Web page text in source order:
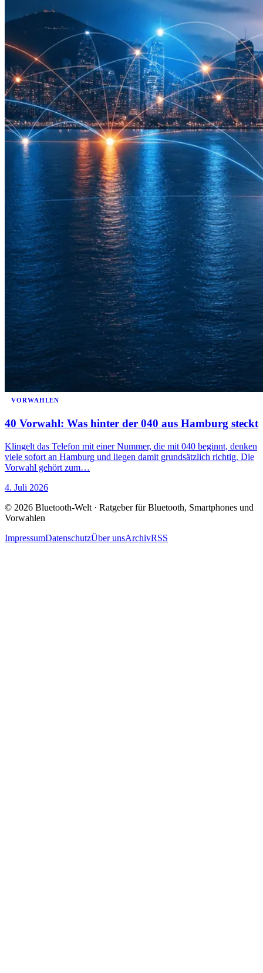
VORWAHLEN
40 Vorwahl: Was hinter der 040 aus Hamburg steckt
Klingelt das Telefon mit einer Nummer, die mit 040 beginnt, denken
viele sofort an Hamburg und liegen damit grundsätzlich richtig. Die
Vorwahl gehört zum…
4. Juli 2026
© 2026 Bluetooth-Welt · Ratgeber für Bluetooth, Smartphones und
Vorwahlen
ImpressumDatenschutzÜber unsArchivRSS